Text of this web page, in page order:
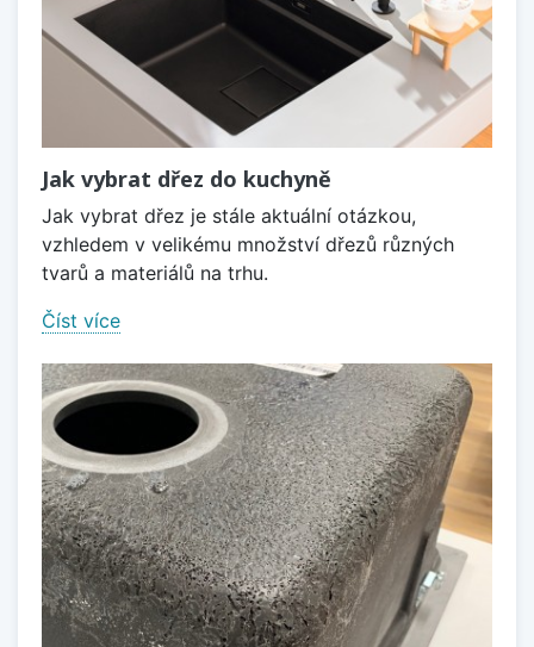
Jak vybrat dřez do kuchyně
Jak vybrat dřez je stále aktuální otázkou,
vzhledem v velikému množství dřezů různých
tvarů a materiálů na trhu.
Číst více